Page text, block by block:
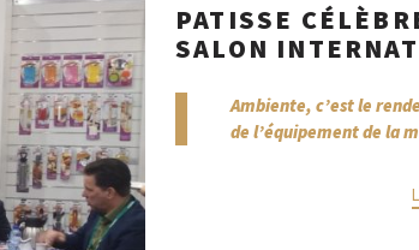
PATISSE
SALON
Ambiente, c’est le
de l’équipement de la